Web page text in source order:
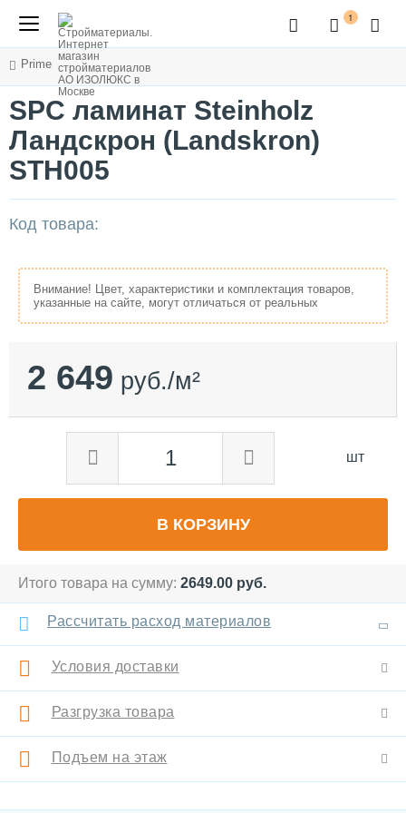
1
Prime
SPC ламинат Steinholz
Ландскрон (Landskron)
STH005
Код товара:
Внимание! Цвет, характеристики и комплектация товаров,
указанные на сайте, могут отличаться от реальных
2 649 руб./м²
Рассчитать расход материалов
шт
В КОРЗИНУ
Итого товара на сумму: 2649.00 руб.
Условия доставки
Разгрузка товара
Подъем на этаж